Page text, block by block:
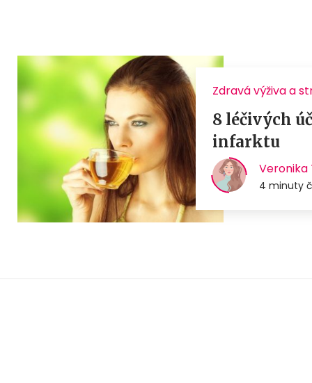
Zdravá výživa a
8 léčivých
infarktu
Veronika
4 minuty